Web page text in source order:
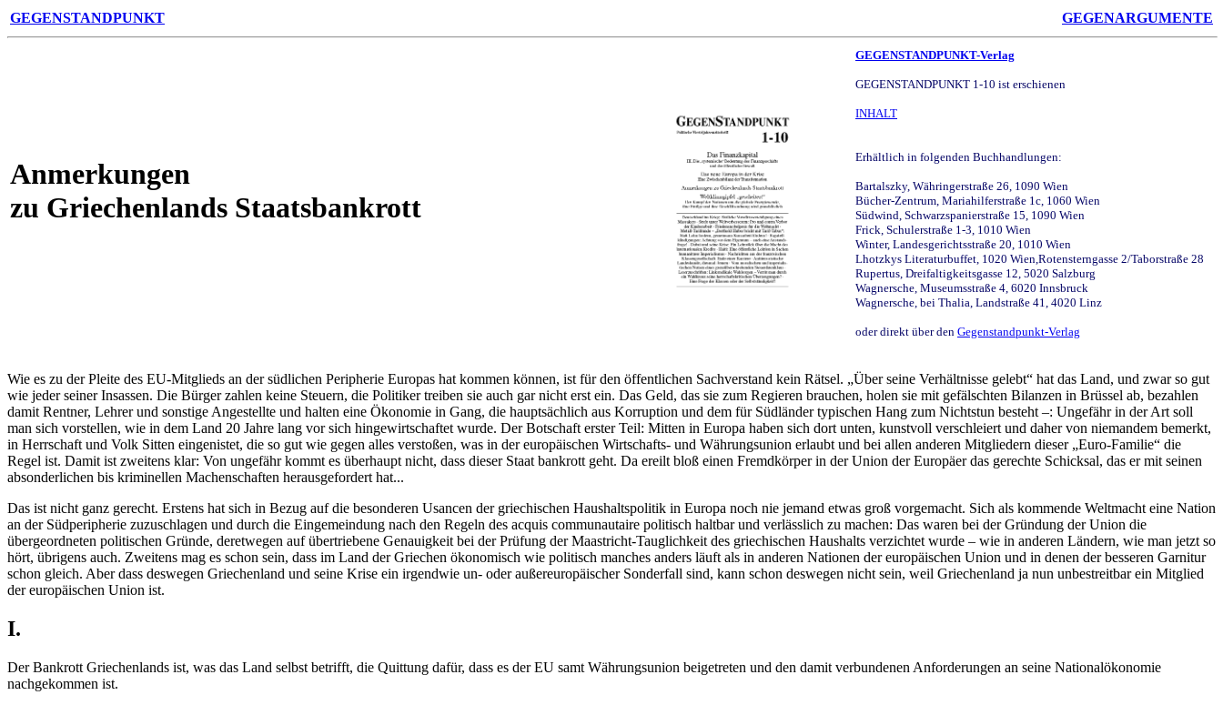
GEGENSTANDPUNKT GEGENARGUMENTE
Anmerkungen
zu Griechenlands Staatsbankrott
GEGENSTANDPUNKT-Verlag
GEGENSTANDPUNKT 1-10 ist erschienen
INHALT
Erhältlich in folgenden Buchhandlungen:
Bartalszky, Währingerstraße 26, 1090 Wien
Bücher-Zentrum, Mariahilferstraße 1c, 1060 Wien
Südwind, Schwarzspanierstraße 15, 1090 Wien
Frick, Schulerstraße 1-3, 1010 Wien
Winter, Landesgerichtsstraße 20, 1010 Wien
Lhotzkys Literaturbuffet, 1020 Wien,Rotensterngasse 2/Taborstraße 28
Rupertus, Dreifaltigkeitsgasse 12, 5020 Salzburg
Wagnersche, Museumsstraße 4, 6020 Innsbruck
Wagnersche, bei Thalia, Landstraße 41, 4020 Linz
oder direkt über den Gegenstandpunkt-Verlag
Wie es zu der Pleite des EU-Mitglieds an der südlichen Peripherie Europas hat kommen können, ist für den öffentlichen Sachverstand kein Rätsel. „Über seine Verhältnisse gelebt“ hat das Land, und zwar so gut
wie jeder seiner Insassen. Die Bürger zahlen keine Steuern, die Politiker treiben sie auch gar nicht erst ein. Das Geld, das sie zum Regieren brauchen, holen sie mit gefälschten Bilanzen in Brüssel ab, bezahlen
damit Rentner, Lehrer und sonstige Angestellte und halten eine Ökonomie in Gang, die hauptsächlich aus Korruption und dem für Südländer typischen Hang zum Nichtstun besteht –: Ungefähr in der Art soll
man sich vorstellen, wie in dem Land 20 Jahre lang vor sich hingewirtschaftet wurde. Der Botschaft erster Teil: Mitten in Europa haben sich dort unten, kunstvoll verschleiert und daher von niemandem bemerkt,
in Herrschaft und Volk Sitten eingenistet, die so gut wie gegen alles verstoßen, was in der europäischen Wirtschafts- und Währungsunion erlaubt und bei allen anderen Mitgliedern dieser „Euro-Familie“ die
Regel ist. Damit ist zweitens klar: Von ungefähr kommt es überhaupt nicht, dass dieserStaat bankrott geht. Da ereilt bloß einen Fremdkörperin der Union der Europäer das gerechte Schicksal, das er mit seinen
absonderlichen bis kriminellen Machenschaften herausgefordert hat...
Das ist nicht ganz gerecht. Erstens hat sich in Bezug auf die besonderen Usancen der griechischen Haushaltspolitik in Europa noch nie jemand etwas groß vorgemacht. Sich als kommende Weltmacht eine Nation
an der Südperipherie zuzuschlagen und durch die Eingemeindung nach den Regeln des acquis communautaire politisch haltbar und verlässlich zu machen: Das waren bei der Gründung der Union die
übergeordneten politischen Gründe, deretwegen auf übertriebene Genauigkeit bei der Prüfung der Maastricht-Tauglichkeit des griechischen Haushalts verzichtet wurde – wie in anderen Ländern, wie man jetzt so
hört, übrigens auch. Zweitens mag es schon sein, dass im Land der Griechen ökonomisch wie politisch manches anders läuft als in anderen Nationen der europäischen Union und in denen der besseren Garnitur
schon gleich. Aber dass deswegen Griechenland und seine Krise ein irgendwie un- oder außereuropäischer Sonderfall sind, kann schon deswegen nicht sein, weil Griechenland ja nun unbestreitbar ein Mitglied
der europäischen Union ist.
I.
Der Bankrott Griechenlands ist, was das Land selbst betrifft, die Quittung dafür, dass es der EU samt Währungsunion beigetreten und den damit verbundenen Anforderungen an seine Nationalökonomie
nachgekommen ist.